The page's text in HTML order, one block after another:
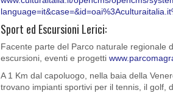
Sport ed Escursioni Lerici:
Facente parte del Parco naturale regionale
escursioni, eventi e progetti
A 1 Km dal capoluogo, nella baia della
trovano impianti sportivi per il tennis, il golf,